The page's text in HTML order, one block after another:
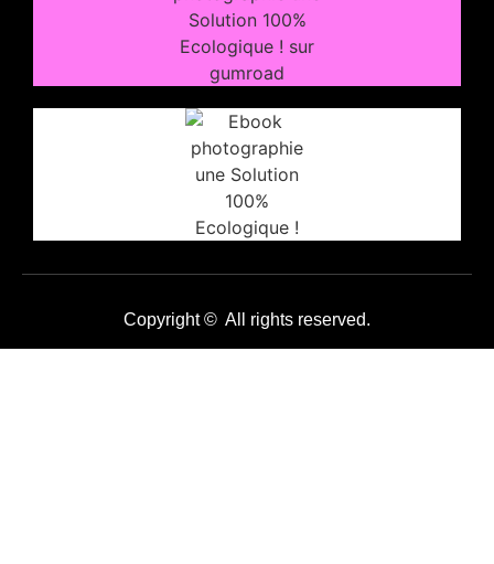
Copyright © All rights reserved.